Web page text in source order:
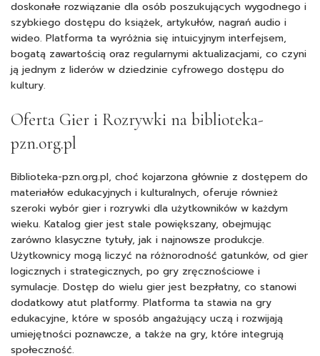
doskonałe rozwiązanie dla osób poszukujących wygodnego i
szybkiego dostępu do książek, artykułów, nagrań audio i
wideo. Platforma ta wyróżnia się intuicyjnym interfejsem,
bogatą zawartością oraz regularnymi aktualizacjami, co czyni
ją jednym z liderów w dziedzinie cyfrowego dostępu do
kultury.
Oferta Gier i Rozrywki na biblioteka-
pzn.org.pl
Biblioteka-pzn.org.pl, choć kojarzona głównie z dostępem do
materiałów edukacyjnych i kulturalnych, oferuje również
szeroki wybór gier i rozrywki dla użytkowników w każdym
wieku. Katalog gier jest stale powiększany, obejmując
zarówno klasyczne tytuły, jak i najnowsze produkcje.
Użytkownicy mogą liczyć na różnorodność gatunków, od gier
logicznych i strategicznych, po gry zręcznościowe i
symulacje. Dostęp do wielu gier jest bezpłatny, co stanowi
dodatkowy atut platformy. Platforma ta stawia na gry
edukacyjne, które w sposób angażujący uczą i rozwijają
umiejętności poznawcze, a także na gry, które integrują
społeczność.